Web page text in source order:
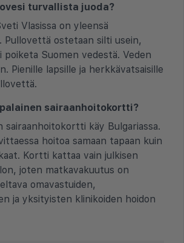
turvallista juoda?
Vlasissa on yleensä
Pullovettä ostetaan silti usein,
poiketa Suomen vedestä. Veden
Pienille lapsille ja herkkävatsaisille
sairaanhoitokortti?
sairaanhoitokortti käy Bulgariassa.
hoitoa samaan tapaan kuin
Kortti kattaa vain julkisen
joten matkavakuutus on
omavastuiden,
ja yksityisten klinikoiden hoidon